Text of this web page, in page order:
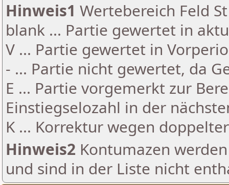
Hinweis1 Wertebereich Feld
blank ... Partie gewertet in
V ... Partie gewertet in
- ... Partie nicht gewertet, da
E ... Partie vorgemerkt zur
Einstiegselozahl in der
K ... Korrektur wegen
Hinweis2 Kontumazen
und sind in der Liste nicht